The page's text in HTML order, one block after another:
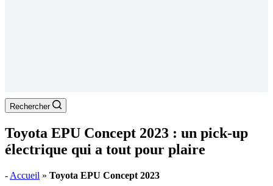
Rechercher
Toyota EPU Concept 2023 : un pick-up
électrique qui a tout pour plaire
- Accueil » Toyota EPU Concept 2023